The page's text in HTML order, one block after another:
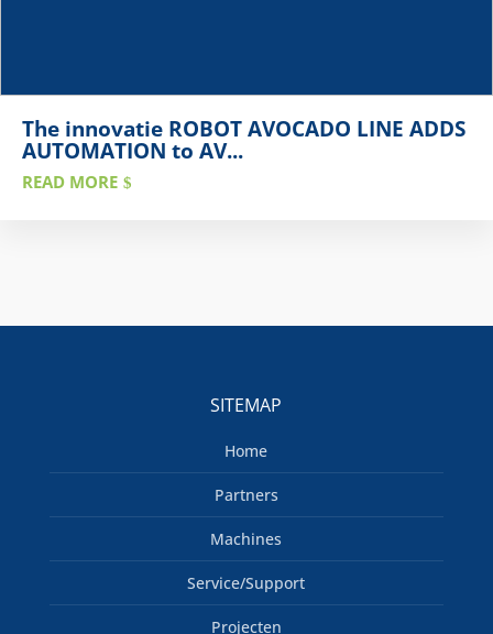
The innovatie ROBOT AVOCADO LINE ADDS
AUTOMATION to AV...
READ MORE
SITEMAP
Home
Partners
Machines
Service/Support
Projecten